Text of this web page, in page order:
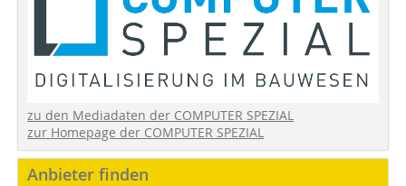
zu den Mediadaten der COMPUTER SPEZIAL
zur Homepage der COMPUTER SPEZIAL
Anbieter finden